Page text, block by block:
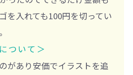
を入れても100円を切ってい
ついて＞
があり安価でイラストを追